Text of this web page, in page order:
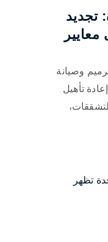
تجديد
معايير
وصيانة
تأهيل